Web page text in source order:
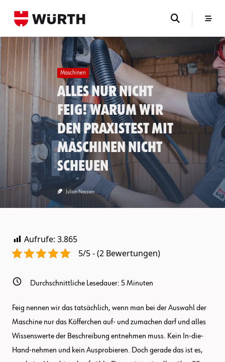
Maschinen
Alles nur nicht
feig! Warum wir
den Praxistest mit
Maschinen nicht
scheuen
Julian Nassion
Aufrufe: 3.865
5/5 - (2 Bewertungen)
Durchschnittliche Lesedauer: 5Minuten
Feig nennen wir das tatsächlich, wenn man bei der Auswahl der
Maschine nur das Köfferchen auf- und zumachen darf und alles
Wissenswerte der Beschreibung entnehmen muss. Kein In-die-
Hand-nehmen und kein Ausprobieren. Doch gerade das ist es,